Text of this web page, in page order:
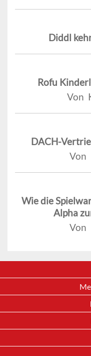
Diddl
Rofu
Von
DACH-
Von
Wie die
Alpha
Von